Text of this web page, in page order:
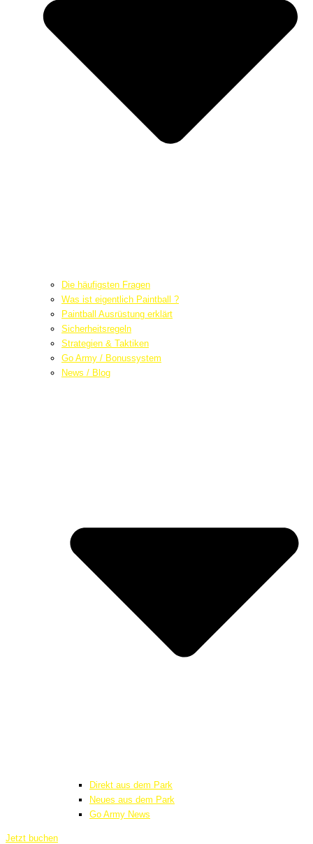
Die häufigsten Fragen
Was ist eigentlich Paintball ?
Paintball Ausrüstung erklärt
Sicherheitsregeln
Strategien & Taktiken
Go Army / Bonussystem
News / Blog
Direkt aus dem Park
Neues aus dem Park
Go Army News
Jetzt buchen